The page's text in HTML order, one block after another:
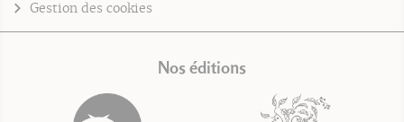
Gestion des cookies
Nos éditions